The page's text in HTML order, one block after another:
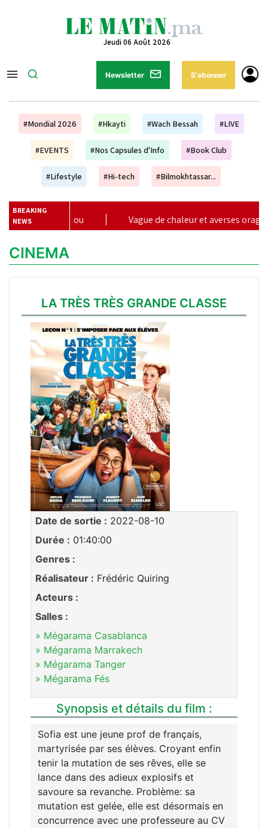
Jeudi 06 Août 2026
Newsletter S'abonner
#Mondial 2026 #Hkayti #Wach Bessah #LIVE
#EVENTS #Nos Capsules d'Info #Book Club
#Lifestyle #Hi-tech #Bilmokhtassar...
BREAKING
NEWS
Vague de chaleur et averses orageuses de
CINEMA
LA TRÈS TRÈS GRANDE CLASSE
Date de sortie : 2022-08-10
Durée : 01:40:00
Genres :
Réalisateur : Frédéric Quiring
Acteurs :
Salles :
» Mégarama Casablanca
» Mégarama Marrakech
» Mégarama Tanger
» Mégarama Fés
Synopsis et détails du film :
Sofia est une jeune prof de français,
martyrisée par ses élèves. Croyant enfin
tenir la mutation de ses rêves, elle se
lance dans des adieux explosifs et
savoure sa revanche. Problème: sa
mutation est gelée, elle est désormais en
concurrence avec une professeure au CV